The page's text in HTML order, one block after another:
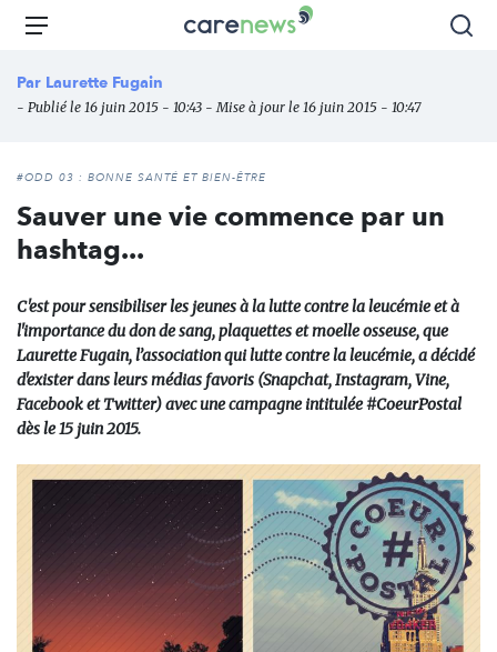
Aller
principal
Carenews,
des
l'engagement
Menu
Par Laurette Fugain
- Publié le 16 juin 2015 - 10:43 - Mise à jour le 16 juin 2015 - 10:47
#ODD 03 : BONNE SANTÉ ET BIEN-ÊTRE
Sauver une vie commence par un
hashtag...
C'est pour sensibiliser les jeunes à la lutte contre la leucémie et à
l'importance du don de sang, plaquettes et moelle osseuse, que
Laurette Fugain, l’association qui lutte contre la leucémie, a décidé
d'exister dans leurs médias favoris (Snapchat, Instagram, Vine,
Facebook et Twitter) avec une campagne intitulée #CoeurPostal
dès le 15 juin 2015.